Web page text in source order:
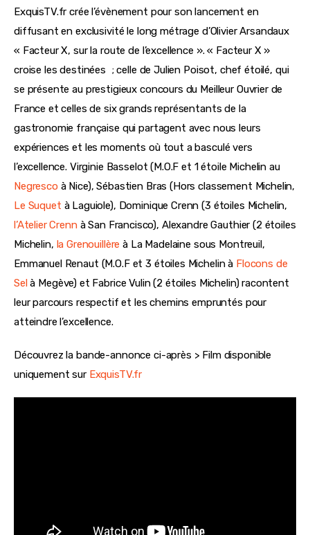
ExquisTV.fr crée l’évènement pour son lancement en
diffusant en exclusivité le long métrage d’Olivier Arsandaux
« Facteur X, sur la route de l’excellence ». « Facteur X »
croise les destinées ; celle de Julien Poisot, chef étoilé, qui
se présente au prestigieux concours du Meilleur Ouvrier de
France et celles de six grands représentants de la
gastronomie française qui partagent avec nous leurs
expériences et les moments où tout a basculé vers
l’excellence. Virginie Basselot (M.O.F et 1 étoile Michelin au
Negresco à Nice), Sébastien Bras (Hors classement Michelin,
Le Suquet à Laguiole), Dominique Crenn (3 étoiles Michelin,
l’Atelier Crennà San Francisco), Alexandre Gauthier (2 étoiles
Michelin, la Grenouillère à La Madelaine sous Montreuil,
Emmanuel Renaut (M.O.F et 3 étoiles Michelin à Flocons de
Selà Megève) et Fabrice Vulin (2 étoiles Michelin) racontent
leur parcours respectif et les chemins empruntés pour
atteindre l’excellence.
Découvrez la bande-annonce ci-après > Film disponible
uniquement sur ExquisTV.fr